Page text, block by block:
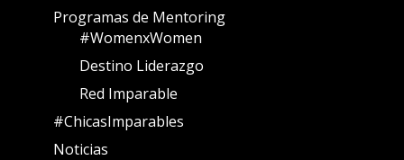
Programas de Mentoring
#WomenxWomen
Destino Liderazgo
Red Imparable
#ChicasImparables
Noticias